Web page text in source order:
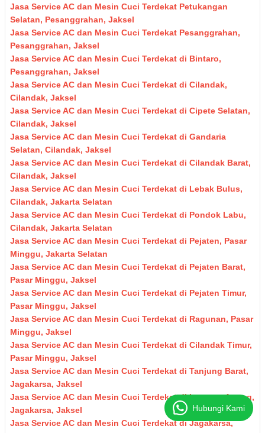
Jasa Service AC dan Mesin Cuci Terdekat Petukangan
Selatan, Pesanggrahan, Jaksel
Jasa Service AC dan Mesin Cuci Terdekat Pesanggrahan,
Pesanggrahan, Jaksel
Jasa Service AC dan Mesin Cuci Terdekat di Bintaro,
Pesanggrahan, Jaksel
Jasa Service AC dan Mesin Cuci Terdekat di Cilandak,
Cilandak, Jaksel
Jasa Service AC dan Mesin Cuci Terdekat di Cipete Selatan,
Cilandak, Jaksel
Jasa Service AC dan Mesin Cuci Terdekat di Gandaria
Selatan, Cilandak, Jaksel
Jasa Service AC dan Mesin Cuci Terdekat di Cilandak Barat,
Cilandak, Jaksel
Jasa Service AC dan Mesin Cuci Terdekat di Lebak Bulus,
Cilandak, Jakarta Selatan
Jasa Service AC dan Mesin Cuci Terdekat di Pondok Labu,
Cilandak, Jakarta Selatan
Jasa Service AC dan Mesin Cuci Terdekat di Pejaten, Pasar
Minggu, Jakarta Selatan
Jasa Service AC dan Mesin Cuci Terdekat di Pejaten Barat,
Pasar Minggu, Jaksel
Jasa Service AC dan Mesin Cuci Terdekat di Pejaten Timur,
Pasar Minggu, Jaksel
Jasa Service AC dan Mesin Cuci Terdekat di Ragunan, Pasar
Minggu, Jaksel
Jasa Service AC dan Mesin Cuci Terdekat di Cilandak Timur,
Pasar Minggu, Jaksel
Jasa Service AC dan Mesin Cuci Terdekat di Tanjung Barat,
Jagakarsa, Jaksel
Jasa Service AC dan Mesin Cuci Terdekat di Lenteng Agung,
Jagakarsa, Jaksel
Jasa Service AC dan Mesin Cuci Terdekat di Jagakarsa,
Hubungi Kami